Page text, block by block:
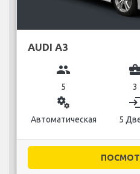
AUDI A3
group
5 3
miscellaneous_services
Автоматическая 5